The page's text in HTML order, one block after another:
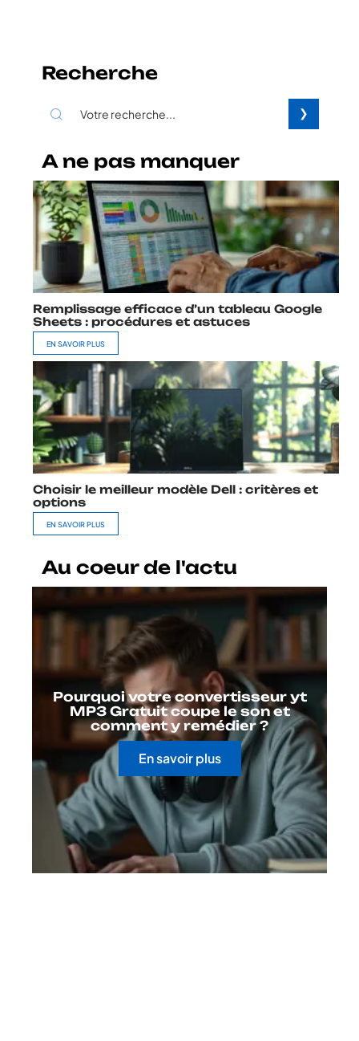
Recherche
A ne pas manquer
Remplissage efficace d’un tableau Google
Sheets : procédures et astuces
EN SAVOIR PLUS
Choisir le meilleur modèle Dell : critères et
options
EN SAVOIR PLUS
Au coeur de l'actu
Pourquoi votre convertisseur yt
MP3 Gratuit coupe le son et
comment y remédier ?
En savoir plus